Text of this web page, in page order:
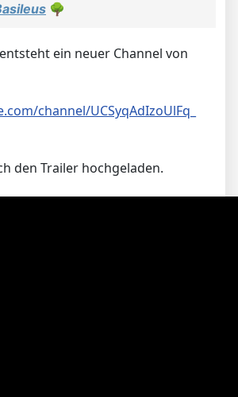
🌳
ein neuer Channel von
channel/UCSyqAdIzoUlFq_
den Trailer hochgeladen.